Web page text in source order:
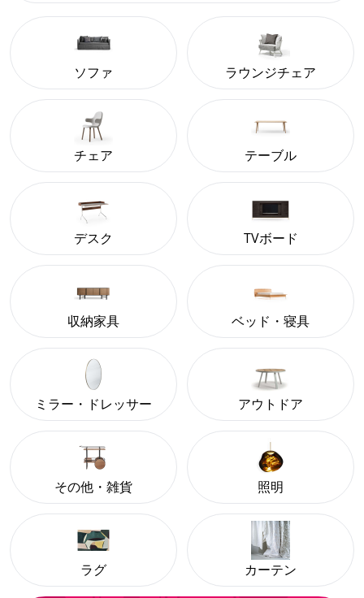
ソファ ラウンジチェア
チェア テーブル
デスク TVボード
収納家具 ベッド・寝具
ミラー・ドレッサー アウトドア
その他・雑貨 照明
ラグ カーテン